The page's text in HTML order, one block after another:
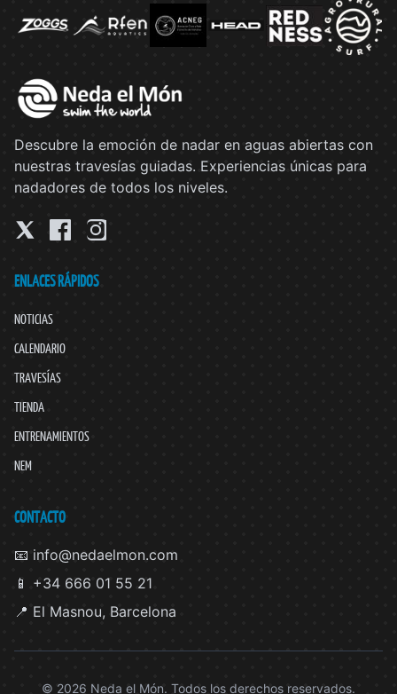
Descubre la emoción de nadar en aguas abiertas con
nuestras travesías guiadas. Experiencias únicas para
nadadores de todos los niveles.
ENLACES RÁPIDOS
NOTICIAS
CALENDARIO
TRAVESÍAS
TIENDA
ENTRENAMIENTOS
NEM
CONTACTO
📧 info@nedaelmon.com
📱 +34 666 01 55 21
📍 El Masnou, Barcelona
© 2026 Neda el Món. Todos los derechos reservados.